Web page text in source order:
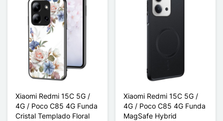
Xiaomi Redmi 15C 5G /
4G / Poco C85 4G Funda
Cristal Templado Floral
Xiaomi Redmi 15C 5G /
4G / Poco C85 4G Funda
MagSafe Hybrid